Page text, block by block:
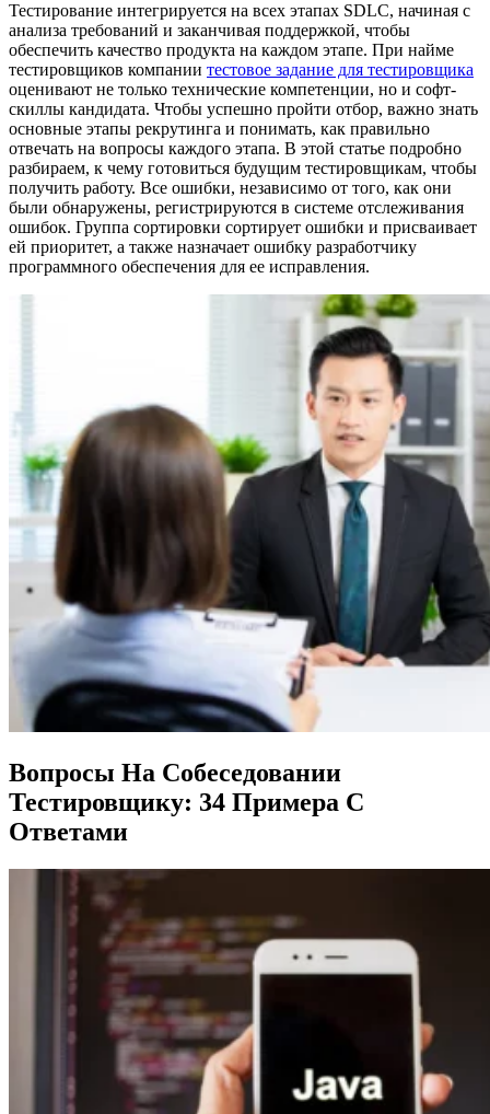
Тестирование интегрируется на всех этапах SDLC, начиная с
анализа требований и заканчивая поддержкой, чтобы
обеспечить качество продукта на каждом этапе. При найме
тестировщиков компании тестовое задание для тестировщика
оценивают не только технические компетенции, но и софт-
скиллы кандидата. Чтобы успешно пройти отбор, важно знать
основные этапы рекрутинга и понимать, как правильно
отвечать на вопросы каждого этапа. В этой статье подробно
разбираем, к чему готовиться будущим тестировщикам, чтобы
получить работу. Все ошибки, независимо от того, как они
были обнаружены, регистрируются в системе отслеживания
ошибок. Группа сортировки сортирует ошибки и присваивает
ей приоритет, а также назначает ошибку разработчику
программного обеспечения для ее исправления.
Вопросы На Собеседовании
Тестировщику: 34 Примера С
Ответами